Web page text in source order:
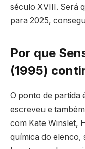
século XVIII. Será
para 2025,
Por que
(1995)
O ponto de partida
escreveu e
com Kate Winslet,
química do elenco,